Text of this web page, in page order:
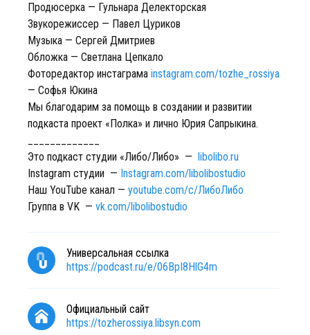
Продюсерка — Гульнара Делекторская
Звукорежиссер — Павел Цуриков
Музыка — Сергей Дмитриев
Обложка — Светлана Цепкало
Фоторедактор инстаграма instagram.com/tozhe_rossiya
— Софья Юкина
Мы благодарим за помощь в создании и развитии
подкаста проект «Полка» и лично Юрия Сапрыкина.
Это подкаст студии «Либо/Либо» — libolibo.ru
Instagram студии — Instagram.com/libolibostudio
Наш YouTube канал — youtube.com/c/ЛибоЛибо
Группа в VK — vk.com/libolibostudio
Универсальная ссылка
https://podcast.ru/e/06BpI8HlG4m
Официальный сайт
https://tozherossiya.libsyn.com